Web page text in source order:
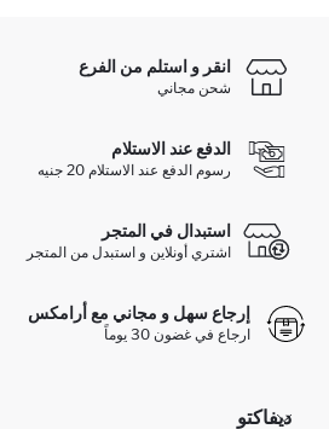
انقر و استلم من الفرع
شحن مجاني
الدفع عند الاستلام
رسوم الدفع عند الاستلام 20 جنيه
استبدال في المتجر
اشتري أونلاين و استبدل من المتجر
إرجاع سهل و مجاني مع أرامكس
ارجاع في غضون 30 يوماً
ديفاكتو